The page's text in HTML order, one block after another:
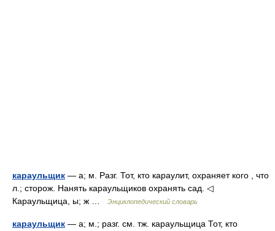
караульщик — а; м. Разг. Тот, кто караулит, охраняет кого , что
л.; сторож. Нанять караульщиков охранять сад. ◁
Караульщица, ы; ж …
Энциклопедический словарь
караульщик — а; м.; разг. см. тж. караульщица Тот, кто